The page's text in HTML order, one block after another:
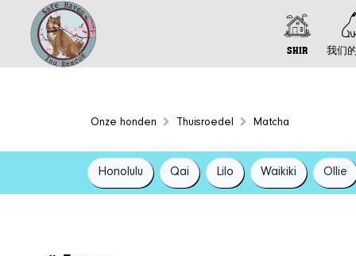
SHIR 我们
Onze honden Thuisroedel Matcha
Honolulu Qai Lilo Waikiki Ollie